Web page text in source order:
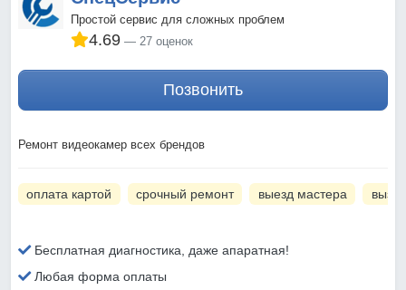
Простой сервис для сложных проблем
4.69 27 оценок
Позвонить
Ремонт видеокамер всех брендов
оплата картой срочный ремонт выезд мастера
Бесплатная диагностика, даже апаратная!
Любая форма оплаты